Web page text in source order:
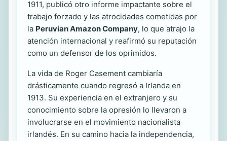
1911, publicó otro informe impactante sobre el
trabajo forzado y las atrocidades cometidas por
la Peruvian Amazon Company, lo que atrajo la
atención internacional y reafirmó su reputación
como un defensor de los oprimidos.
La vida de Roger Casement cambiaría
drásticamente cuando regresó a Irlanda en
1913. Su experiencia en el extranjero y su
conocimiento sobre la opresión lo llevaron a
involucrarse en el movimiento nacionalista
irlandés. En su camino hacia la independencia,